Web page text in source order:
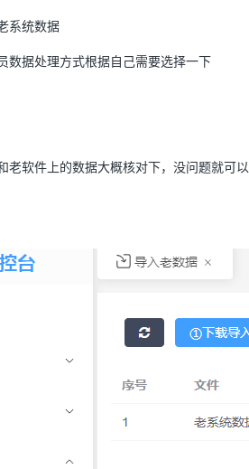
系统数据
数据处理方式根据自己需要选择一下
老软件上的数据大概核对下，没问题就可以